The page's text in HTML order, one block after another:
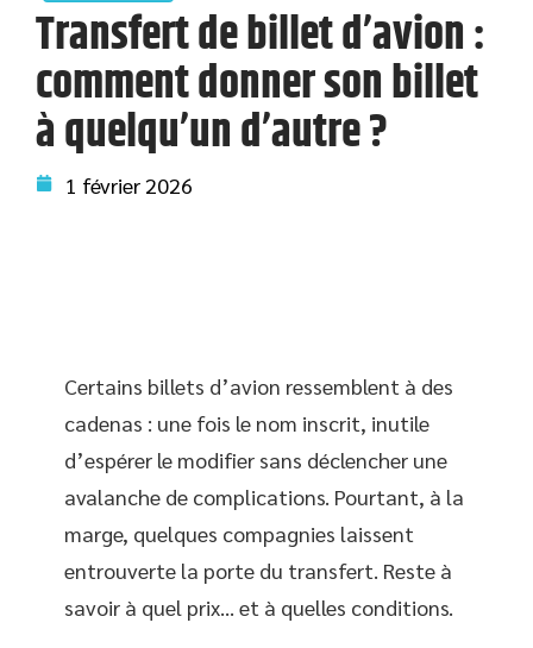
Transfert de billet d’avion :
comment donner son billet
à quelqu’un d’autre ?
1 février 2026
Certains billets d’avion ressemblent à des
cadenas : une fois le nom inscrit, inutile
d’espérer le modifier sans déclencher une
avalanche de complications. Pourtant, à la
marge, quelques compagnies laissent
entrouverte la porte du transfert. Reste à
savoir à quel prix… et à quelles conditions.